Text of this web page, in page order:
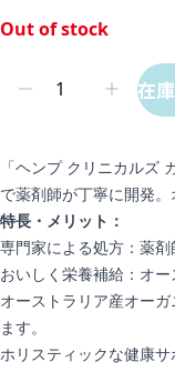
Out of stock
在
「ヘンプ クリニカルズ
で薬剤師が丁寧に開発
特長・メリット：
専門家による処方：薬
おいしく栄養補給：オ
オーストラリア産オー
ます。
ホリスティックな健康